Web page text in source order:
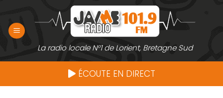
contenu
La radio locale N°1 de Lorient, Bretagne Sud
ÉCOUTE EN DIRECT